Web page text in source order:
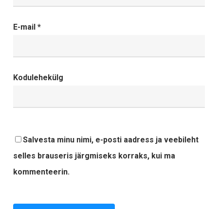
E-mail *
Kodulehekülg
Salvesta minu nimi, e-posti aadress ja veebileht
selles brauseris järgmiseks korraks, kui ma
kommenteerin.